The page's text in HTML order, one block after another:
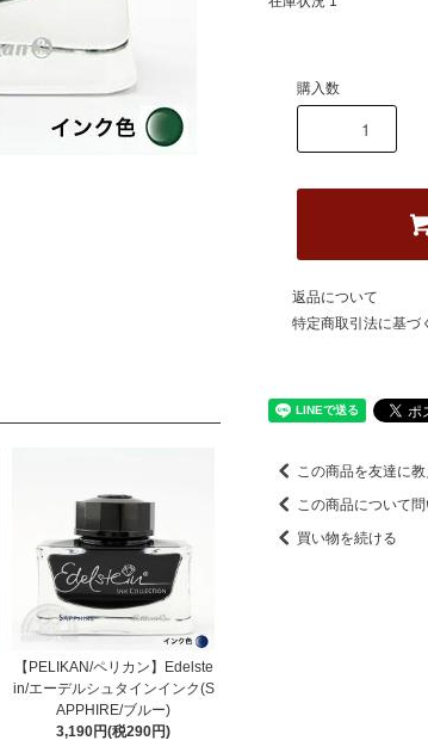
【PELIKAN/ペリカン】Edelste
in/エーデルシュタインインク(S
APPHIRE/ブルー)
3,190円(税290円)
購入数
返品について
特定商取引法に基づ
この商品を友達に
この商品について
買い物を続ける